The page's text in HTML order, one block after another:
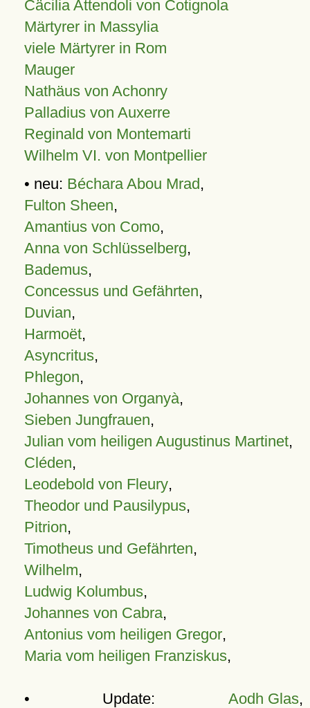
Cäcilia Attendoli von Cotignola
Märtyrer in Massylia
viele Märtyrer in Rom
Mauger
Nathäus von Achonry
Palladius von Auxerre
Reginald von Montemarti
Wilhelm VI. von Montpellier
• neu: Béchara Abou Mrad,
Fulton Sheen,
Amantius von Como,
Anna von Schlüsselberg,
Bademus,
Concessus und Gefährten,
Duvian,
Harmoët,
Asyncritus,
Phlegon,
Johannes von Organyà,
Sieben Jungfrauen,
Julian vom heiligen Augustinus Martinet,
Cléden,
Leodebold von Fleury,
Theodor und Pausilypus,
Pitrion,
Timotheus und Gefährten,
Wilhelm,
Ludwig Kolumbus,
Johannes von Cabra,
Antonius vom heiligen Gregor,
Maria vom heiligen Franziskus,
• Update: Aodh Glas,